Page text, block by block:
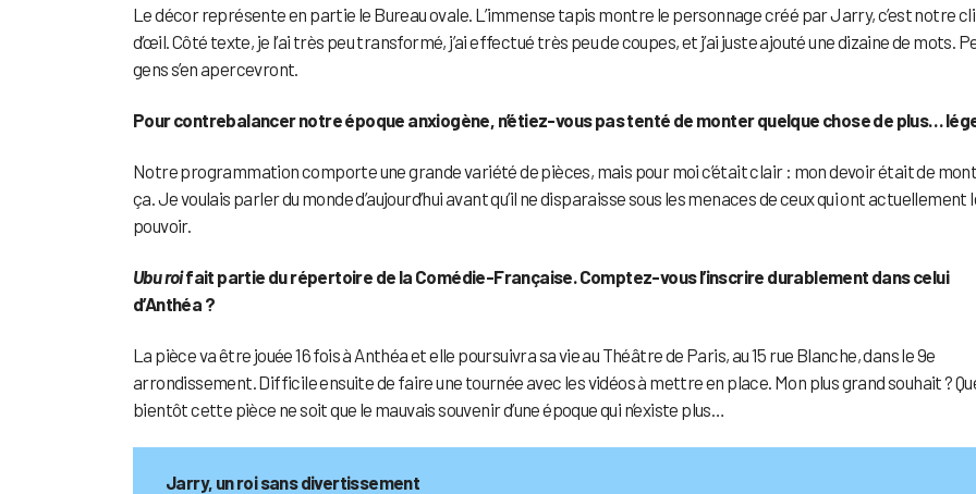
Le décor représente en partie le Bureau ovale. L’immense tapis montre le personnage créé par Jarry, c’est notre
d’œil. Côté texte, je l’ai très peu transformé, j’ai effectué très peu de coupes, et j’ai juste ajouté une dizaine de mots.
gens s’en apercevront.
Pour contrebalancer notre époque anxiogène, n’étiez-vous pas tenté de monter quelque chose de plus…
Notre programmation comporte une grande variété de pièces, mais pour moi c’était clair : mon devoir était de
ça. Je voulais parler du monde d’aujourd’hui avant qu’il ne disparaisse sous les menaces de ceux qui ont actuellement
pouvoir.
Ubu roifait partie du répertoire de la Comédie-Française. Comptez-vous l’inscrire durablement dans celui
d’Anthéa ?
La pièce va être jouée 16 fois à Anthéa et elle poursuivra sa vie au Théâtre de Paris, au 15 rue Blanche, dans le 9e
arrondissement. Difficile ensuite de faire une tournée avec les vidéos à mettre en place. Mon plus grand souhait ?
bientôt cette pièce ne soit que le mauvais souvenir d’une époque qui n’existe plus…
Jarry, un roi sans divertissement